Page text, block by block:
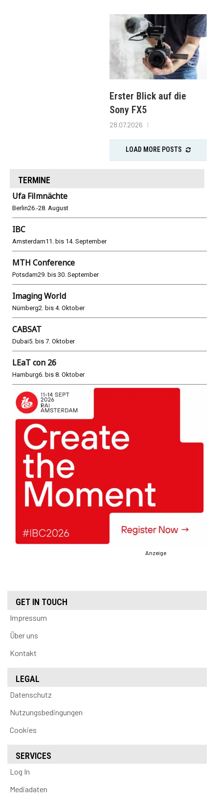
Erster Blick auf die
Sony FX5
28.07.2026
LOAD MORE POSTS
TERMINE
Ufa Filmnächte
Berlin26.-28. August
IBC
Amsterdam11. bis 14. September
MTH Conference
Potsdam29. bis 30. September
Imaging World
Nürnberg2. bis 4. Oktober
CABSAT
Dubai5. bis 7. Oktober
LEaT con 26
Hamburg6. bis 8. Oktober
Anzeige
GET IN TOUCH
Impressum
Über uns
Kontakt
LEGAL
Datenschutz
Nutzungsbedingungen
Cookies
SERVICES
Log In
Mediadaten